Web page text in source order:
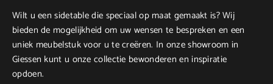
Wilt u een sidetable die speciaal op maat gemaakt is? Wij
bieden de mogelijkheid om uw wensen te bespreken en een
uniek meubelstuk voor u te creëren. In onze showroom in
Giessen kunt u onze collectie bewonderen en inspiratie
opdoen.